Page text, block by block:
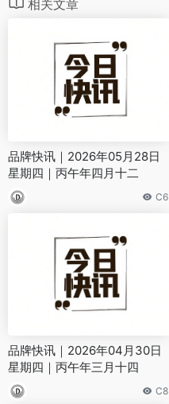
相关文章
品牌快讯｜2026年05月28日
星期四｜丙午年四月十二
C6
品牌快讯｜2026年04月30日
星期四｜丙午年三月十四
C8